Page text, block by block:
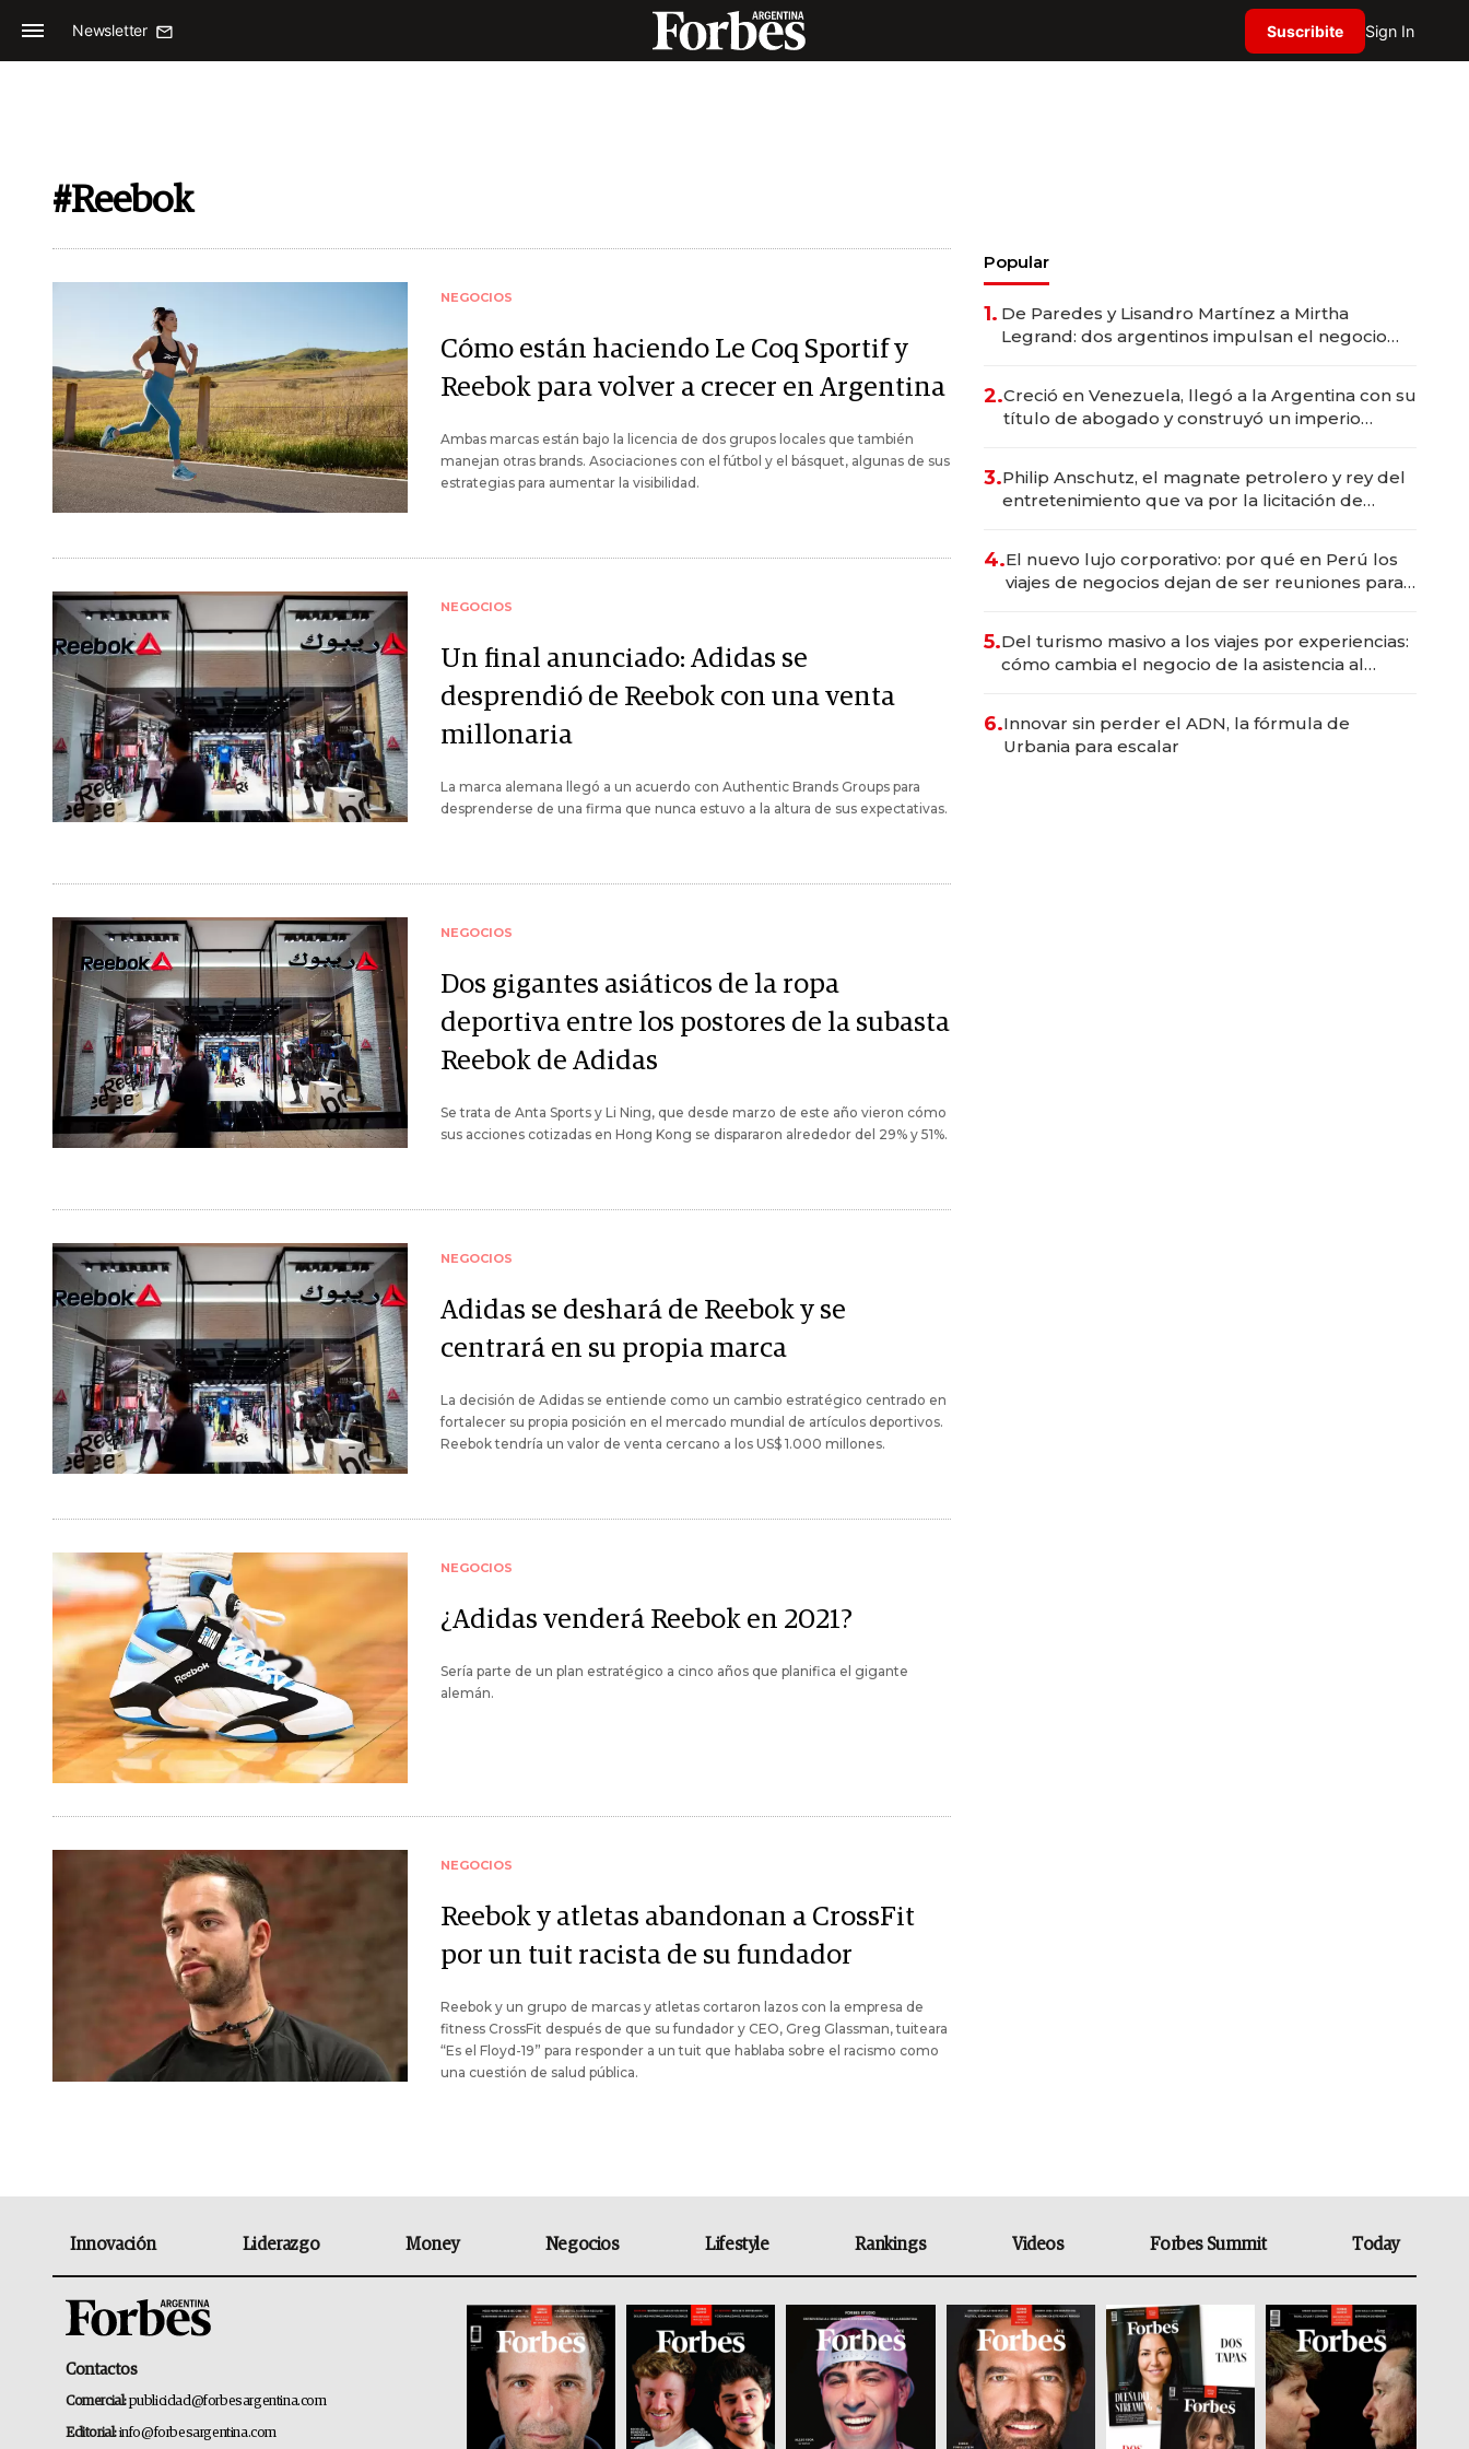
Newsletter Suscribite Sign In
#Reebok
NEGOCIOS
Cómo están haciendo Le Coq Sportif y
Reebok para volver a crecer en Argentina
Ambas marcas están bajo la licencia de dos grupos locales que también
manejan otras brands. Asociaciones con el fútbol y el básquet, algunas de sus
estrategias para aumentar la visibilidad.
NEGOCIOS
Un final anunciado: Adidas se
desprendió de Reebok con una venta
millonaria
La marca alemana llegó a un acuerdo con Authentic Brands Groups para
desprenderse de una firma que nunca estuvo a la altura de sus expectativas.
NEGOCIOS
Dos gigantes asiáticos de la ropa
deportiva entre los postores de la subasta
Reebok de Adidas
Se trata de Anta Sports y Li Ning, que desde marzo de este año vieron cómo
sus acciones cotizadas en Hong Kong se dispararon alrededor del 29% y 51%.
NEGOCIOS
Adidas se deshará de Reebok y se
centrará en su propia marca
La decisión de Adidas se entiende como un cambio estratégico centrado en
fortalecer su propia posición en el mercado mundial de artículos deportivos.
Reebok tendría un valor de venta cercano a los US$ 1.000 millones.
NEGOCIOS
¿Adidas venderá Reebok en 2021?
Sería parte de un plan estratégico a cinco años que planifica el gigante
alemán.
NEGOCIOS
Reebok y atletas abandonan a CrossFit
por un tuit racista de su fundador
Reebok y un grupo de marcas y atletas cortaron lazos con la empresa de
fitness CrossFit después de que su fundador y CEO, Greg Glassman, tuiteara
“Es el Floyd-19” para responder a un tuit que hablaba sobre el racismo como
una cuestión de salud pública.
Popular
1. De Paredes y Lisandro Martínez a Mirtha
Legrand: dos argentinos impulsan el negocio
2.Creció en Venezuela, llegó a la Argentina con su
título de abogado y construyó un imperio
3.Philip Anschutz, el magnate petrolero y rey del
entretenimiento que va por la licitación de
4.El nuevo lujo corporativo: por qué en Perú los
viajes de negocios dejan de ser reuniones para
5.Del turismo masivo a los viajes por experiencias:
cómo cambia el negocio de la asistencia al
6.Innovar sin perder el ADN, la fórmula de
Urbania para escalar
Innovación Liderazgo Money Negocios Lifestyle Rankings Videos Forbes Summit Today
Contactos
Comercial:publicidad@forbesargentina.com
Editorial:info@forbesargentina.com